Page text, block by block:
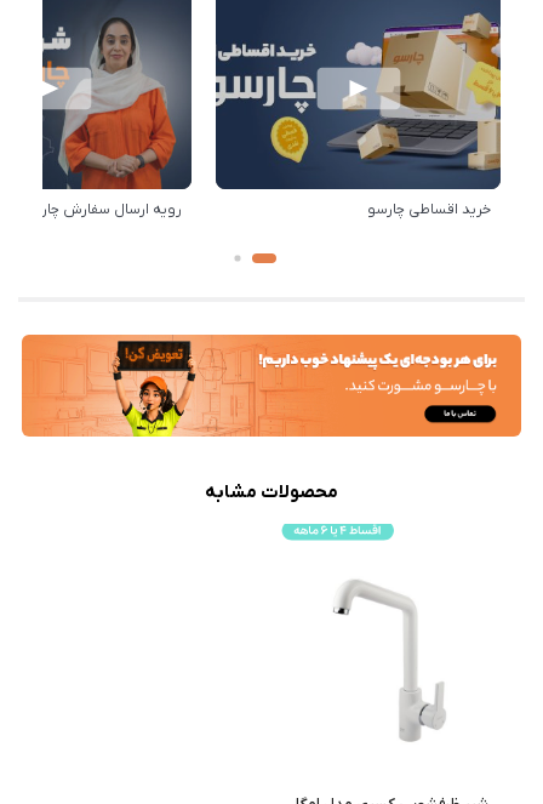
خرید اقساطی چارسو رویه ارسال سفارش چارسو
محصولات مشابه